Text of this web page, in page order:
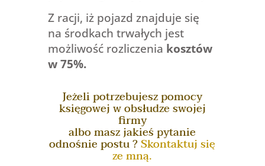
Z racji, iż pojazd znajduje się
na środkach trwałych jest
możliwość rozliczenia kosztów
w 75%.
Jeżeli potrzebujesz pomocy
księgowej w obsłudze swojej
firmy
albo masz jakieś pytanie
odnośnie postu ?Skontaktuj się
ze mną.